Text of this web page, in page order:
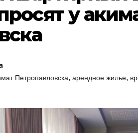
у
Петропавловска, арендное жилье,